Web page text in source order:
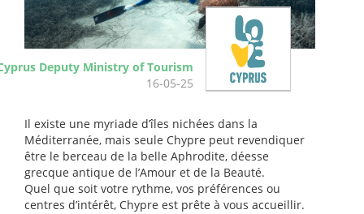
Deputy Ministry of Tourism
16-05-25
Il existe une myriade d’îles nichées dans la
Méditerranée, mais seule Chypre peut revendiquer
être le berceau de la belle Aphrodite, déesse
grecque antique de l’Amour et de la Beauté.
Quel que soit votre rythme, vos préférences ou
centres d’intérêt, Chypre est prête à vous accueillir.